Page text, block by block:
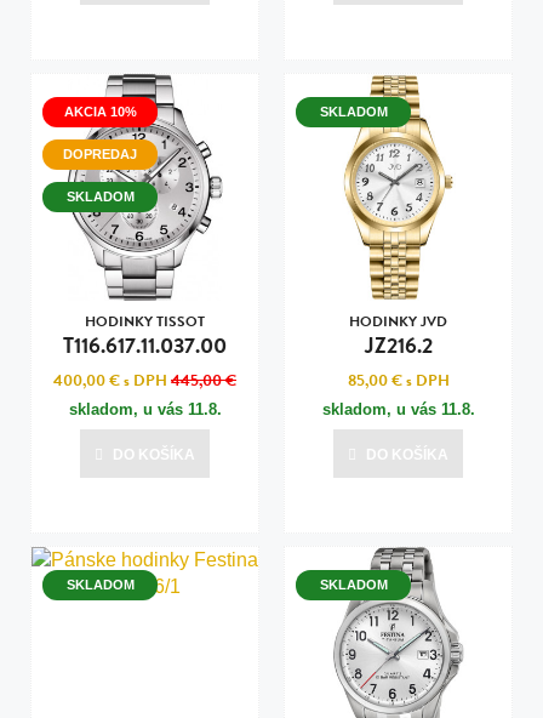
AKCIA 10%
DOPREDAJ
SKLADOM
HODINKY TISSOT
T116.617.11.037.00
400,00 €s DPH 445,00 €
skladom, u vás 11.8.
DO KOŠÍKA
SKLADOM
HODINKY JVD
JZ216.2
85,00 €s DPH
skladom, u vás 11.8.
DO KOŠÍKA
SKLADOM SKLADOM